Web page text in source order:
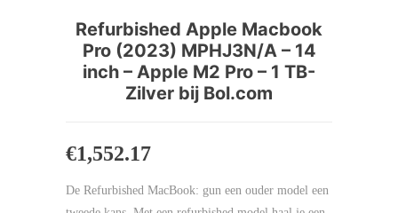
Refurbished Apple Macbook
Pro (2023) MPHJ3N/A – 14
inch – Apple M2 Pro – 1 TB-
Zilver bij Bol.com
€1,552.17
De Refurbished MacBook: gun een ouder model een